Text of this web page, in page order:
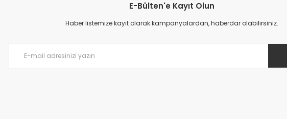
Ürün resmi kalitesiz, bozuk veya görüntülenemiyor.
Ürün açıklamasında eksik bilgiler bulunuyor.
E-Bülten'e Kayıt Olun
Haber listemize kayıt olarak kampanyalardan, haberdar olabilirsiniz.